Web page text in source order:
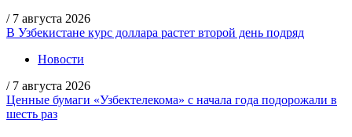
/ 7 августа 2026
В Узбекистане курс доллара растет второй день подряд
Новости
/ 7 августа 2026
Ценные бумаги «Узбектелекома» с начала года подорожали в
шесть раз